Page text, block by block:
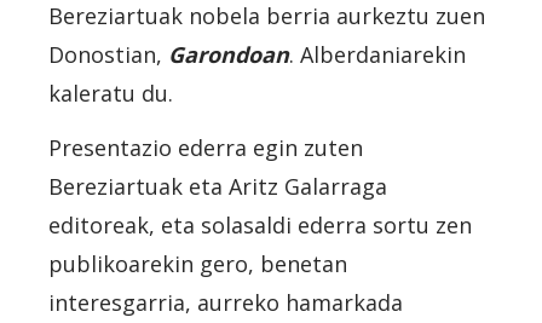
Bereziartuak nobela berria aurkeztu zuen
Donostian, Garondoan. Alberdaniarekin
kaleratu du.
Presentazio ederra egin zuten
Bereziartuak eta Aritz Galarraga
editoreak, eta solasaldi ederra sortu zen
publikoarekin gero, benetan
interesgarria, aurreko hamarkada